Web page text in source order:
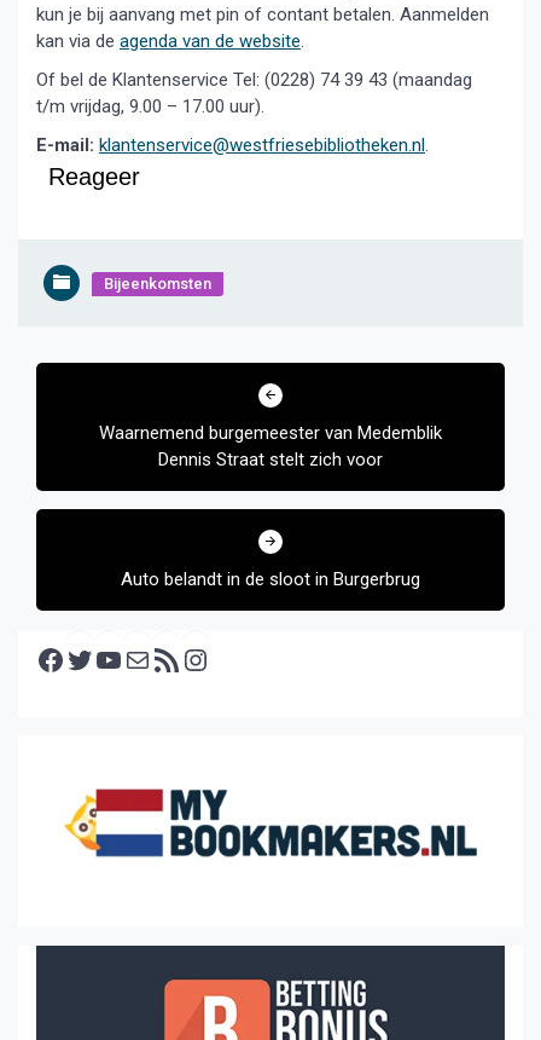
kun je bij aanvang met pin of contant betalen. Aanmelden
kan via de agenda van de website.
Of bel de Klantenservice Tel: (0228) 74 39 43 (maandag
t/m vrijdag, 9.00 – 17.00 uur).
E-mail: klantenservice@westfriesebibliotheken.nl.
Reageer
Bijeenkomsten
Bericht
Waarnemend burgemeester van Medemblik
Dennis Straat stelt zich voor
Auto belandt in de sloot in Burgerbrug
Facebook Twitter YouTube E-mail RSS feed